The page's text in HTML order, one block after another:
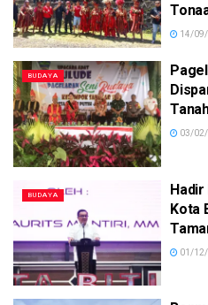
14/
BUDAYA
03/
BUDAYA
Hadir
Kota
01/